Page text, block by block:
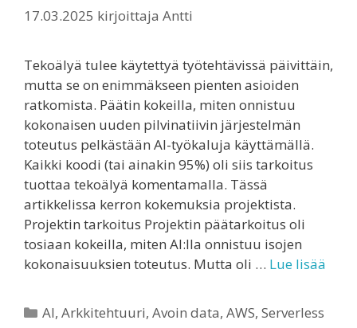
17.03.2025 kirjoittaja Antti
Tekoälyä tulee käytettyä työtehtävissä päivittäin,
mutta se on enimmäkseen pienten asioiden
ratkomista. Päätin kokeilla, miten onnistuu
kokonaisen uuden pilvinatiivin järjestelmän
toteutus pelkästään AI-työkaluja käyttämällä.
Kaikki koodi (tai ainakin 95%) oli siis tarkoitus
tuottaa tekoälyä komentamalla. Tässä
artikkelissa kerron kokemuksia projektista.
Projektin tarkoitus Projektin päätarkoitus oli
tosiaan kokeilla, miten AI:lla onnistuu isojen
kokonaisuuksien toteutus. Mutta oli … Lue lisää
Kategoriat
AI,Arkkitehtuuri,Avoin data,AWS,Serverless